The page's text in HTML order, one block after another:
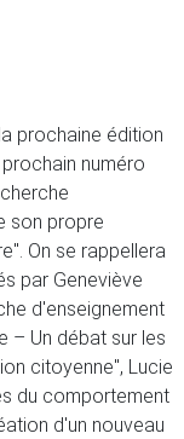
prochaine édition
numéro
son propre
On se rappellera
par Geneviève
d'enseignement
– Un débat sur les
citoyenne", Lucie
du comportement
d'un nouveau